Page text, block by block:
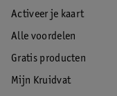
Activeer je kaart
Alle voordelen
Gratis producten
Mijn Kruidvat